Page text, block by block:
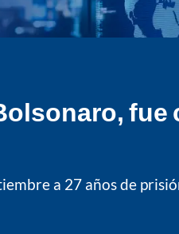
fue
a 27 años de